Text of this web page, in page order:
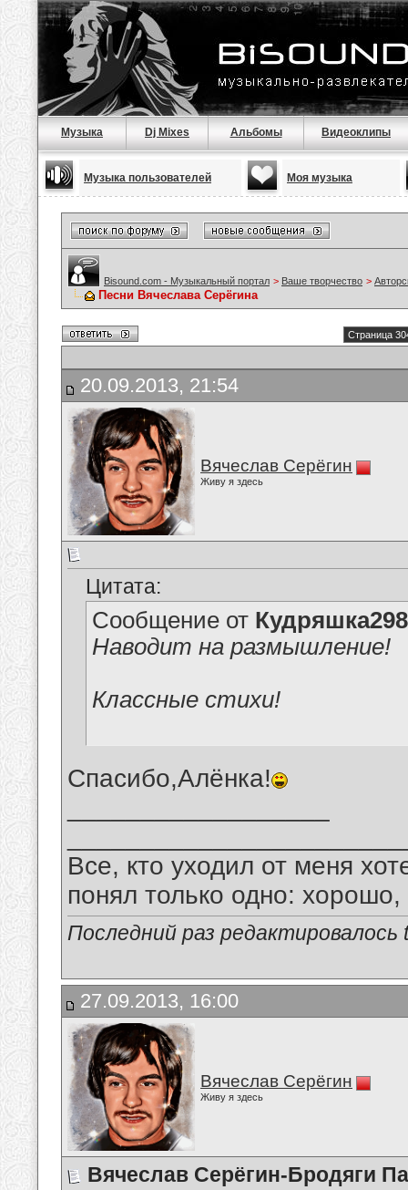
Музыка Dj Mixes Альбомы Видеоклипы
Музыка пользователей Моя музыка
Bisound.com - Музыкальный портал > Ваше творчество >
Песни Вячеслава Серёгина
Страница
20.09.2013, 21:54
Вячеслав Серёгин
Живу я здесь
Цитата:
Сообщение от Кудряшка298
Наводит на размышление!
Классные стихи!
Спасибо,Алёнка!
Все, кто уходил от меня
понял только одно:
Последний раз
27.09.2013, 16:00
Вячеслав Серёгин
Живу я здесь
Вячеслав Серёгин-Бродяги